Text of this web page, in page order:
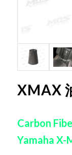
XMAX
Carbon
Yamaha X-